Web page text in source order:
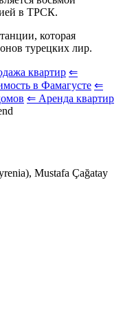
в ТРСК.
которая
турецких лир.
квартир ⇐
в Фамагусте ⇐
⇐ Аренда квартир
Mustafa Çağatay